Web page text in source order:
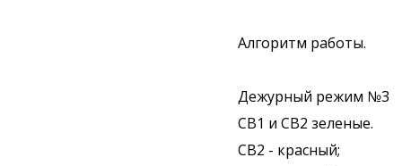
Алгоритм работы.
Дежурный режим №3
СВ1 и СВ2 зеленые.
СВ2 - красный;